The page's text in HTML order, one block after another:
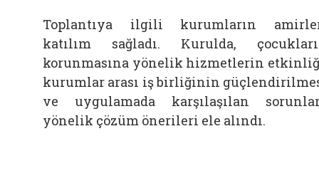
Toplantıya ilgili kurumların
katılım sağladı. Kurulda,
korunmasına yönelik hizmetlerin
kurumlar arası iş birliğinin
ve uygulamada karşılaşılan
yönelik çözüm önerileri ele alındı.